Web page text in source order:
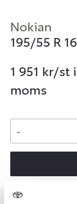
Nokian
195/55 R
1 951 kr/st
moms
-